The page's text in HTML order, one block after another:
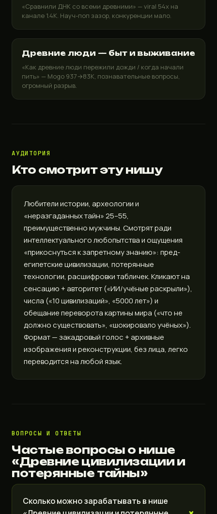
«Сравнили ДНК со всеми древними» — viral 54x на
канале 1.4K. Науч-поп зазор, конкуренции мало.
Древние люди — быт и выживание
«Как древние люди пережили дожди / когда начали
пить» — Mogo 937→83K, познавательные вопросы,
огромный разрыв.
АУДИТОРИЯ
Кто смотрит эту нишу
Любители истории, археологии и
«неразгаданных тайн» 25–55,
преимущественно мужчины. Смотрят ради
интеллектуального любопытства и ощущения
«прикоснуться к запретному знанию»: пред-
египетские цивилизации, потерянные
технологии, расшифровки табличек. Кликают на
сенсацию + авторитет («ИИ/учёные раскрыли»),
числа («10 цивилизаций», «5000 лет») и
обещание переворота картины мира («что не
должно существовать», «шокировало учёных»).
Формат — закадровый голос + архивные
изображения и реконструкции, без лица, легко
переводится на любой язык.
ВОПРОСЫ И ОТВЕТЫ
Частые вопросы о нише
«Древние цивилизации и
потерянные тайны»
Сколько можно зарабатывать в нише